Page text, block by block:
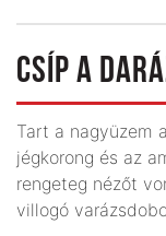
CSÍP A
Tart a nagyüzem
jégkorong és az
rengeteg nézőt
villogó